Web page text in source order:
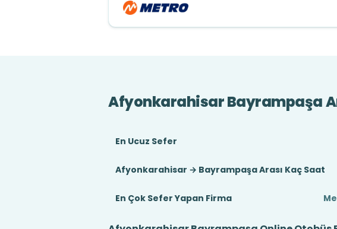
Afyonkarahisar Bayrampaşa
En Ucuz Sefer
Afyonkarahisar → Bayrampaşa Arası Kaç Saat
En Çok Sefer Yapan Firma